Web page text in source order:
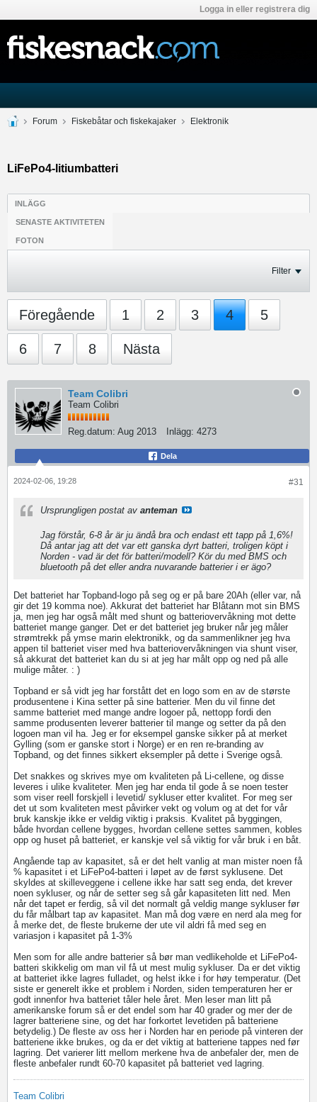
Logga in eller registrera dig
Forum Fiskebåtar och fiskekajaker Elektronik
LiFePo4-litiumbatteri
INLÄGG
SENASTE AKTIVITETEN
FOTON
Filter
Föregående 1 2 3 4 5
6 7 8 Nästa
Team Colibri
Team Colibri
Reg.datum: Aug 2013 Inlägg: 4273
Dela
#31
2024-02-06, 19:28
Ursprungligen postat av anteman
Jag förstår, 6-8 år är ju ändå bra och endast ett tapp på 1,6%!
Då antar jag att det var ett ganska dyrt batteri, troligen köpt i
Norden - vad är det för batteri/modell? Kör du med BMS och
bluetooth på det eller andra nuvarande batterier i er ägo?
Det batteriet har Topband-logo på seg og er på bare 20Ah (eller var, nå
gir det 19 komma noe). Akkurat det batteriet har Blåtann mot sin BMS
ja, men jeg har også målt med shunt og batteriovervåkning mot dette
batteriet mange ganger. Det er det batteriet jeg bruker når jeg måler
strømtrekk på ymse marin elektronikk, og da sammenlikner jeg hva
appen til batteriet viser med hva batteriovervåkningen via shunt viser,
så akkurat det batteriet kan du si at jeg har målt opp og ned på alle
mulige måter. : )
Topband er så vidt jeg har forstått det en logo som en av de største
produsentene i Kina setter på sine batterier. Men du vil finne det
samme batteriet med mange andre logoer på, nettopp fordi den
samme produsenten leverer batterier til mange og setter da på den
logoen man vil ha. Jeg er for eksempel ganske sikker på at merket
Gylling (som er ganske stort i Norge) er en ren re-branding av
Topband, og det finnes sikkert eksempler på dette i Sverige også.
Det snakkes og skrives mye om kvaliteten på Li-cellene, og disse
leveres i ulike kvaliteter. Men jeg har enda til gode å se noen tester
som viser reell forskjell i levetid/ sykluser etter kvalitet. For meg ser
det ut som kvaliteten mest påvirker vekt og volum og at det for vår
bruk kanskje ikke er veldig viktig i praksis. Kvalitet på byggingen,
både hvordan cellene bygges, hvordan cellene settes sammen, kobles
opp og huset på batteriet, er kanskje vel så viktig for vår bruk i en båt.
Angående tap av kapasitet, så er det helt vanlig at man mister noen få
% kapasitet i et LiFePo4-batteri i løpet av de først syklusene. Det
skyldes at skilleveggene i cellene ikke har satt seg enda, det krever
noen sykluser, og når de setter seg så går kapasiteten litt ned. Men
når det tapet er ferdig, så vil det normalt gå veldig mange sykluser før
du får målbart tap av kapasitet. Man må dog være en nerd ala meg for
å merke det, de fleste brukerne der ute vil aldri få med seg en
variasjon i kapasitet på 1-3%
Men som for alle andre batterier så bør man vedlikeholde et LiFePo4-
batteri skikkelig om man vil få ut mest mulig sykluser. Da er det viktig
at batteriet ikke lagres fulladet, og helst ikke i for høy temperatur. (Det
siste er generelt ikke et problem i Norden, siden temperaturen her er
godt innenfor hva batteriet tåler hele året. Men leser man litt på
amerikanske forum så er det endel som har 40 grader og mer der de
lagrer batteriene sine, og det har forkortet levetiden på batteriene
betydelig.) De fleste av oss her i Norden har en periode på vinteren der
batteriene ikke brukes, og da er det viktig at batteriene tappes ned før
lagring. Det varierer litt mellom merkene hva de anbefaler der, men de
fleste anbefaler rundt 60-70 kapasitet på batteriet ved lagring.
Team Colibri